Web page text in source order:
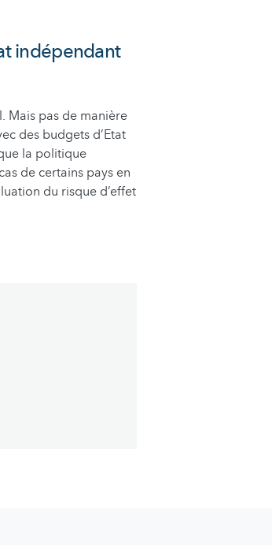
indépendant
Mais pas de manière
des budgets d’Etat
la politique
de certains pays en
du risque d’effet